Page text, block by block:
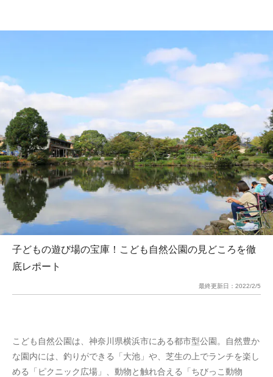
子どもの遊び場の宝庫！こども自然公園の見どころを徹
底レポート
最終更新日： 2022/2/5
こども自然公園は、神奈川県横浜市にある都市型公園。自然豊か
な園内には、釣りができる「大池」や、芝生の上でランチを楽し
める「ピクニック広場」、動物と触れ合える「ちびっこ動物